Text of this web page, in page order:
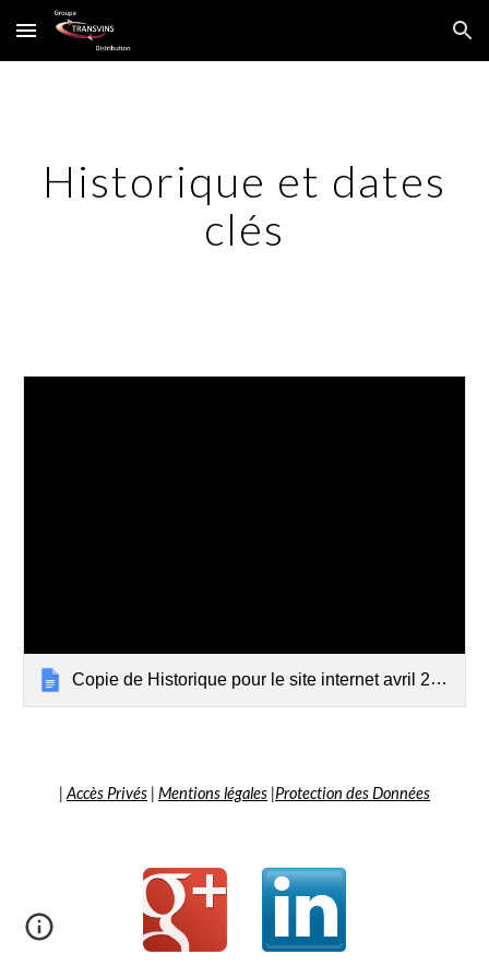
Skip to main content Skip to navigation
Historique et dates
clés
Copie de Historique pour le site internet avril 2020
| Accès Privés | Mentions légales |Protection des Données